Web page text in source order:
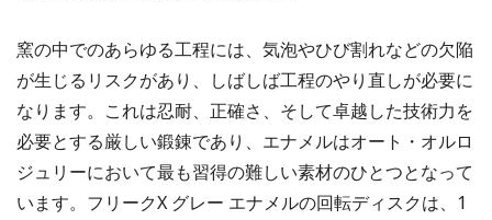
窯の中でのあらゆる工程には、気泡やひび割れなどの欠陥
が生じるリスクがあり、しばしば工程のやり直しが必要に
なります。これは忍耐、正確さ、そして卓越した技術力を
必要とする厳しい鍛錬であり、エナメルはオート・オルロ
ジュリーにおいて最も習得の難しい素材のひとつとなって
います。フリークX グレー エナメルの回転ディスクは、1